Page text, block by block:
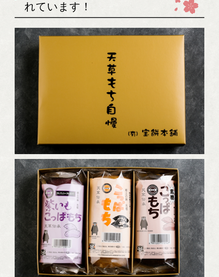
れています！